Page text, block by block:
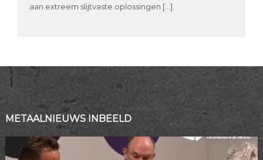
aan extreem slijtvaste oplossingen […]
METAALNIEUWS INBEELD